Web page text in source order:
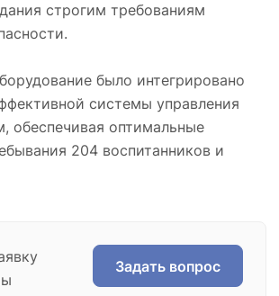
строгим требованиям
было интегрировано
системы управления
обеспечивая оптимальные
204 воспитанников и
Задать вопрос